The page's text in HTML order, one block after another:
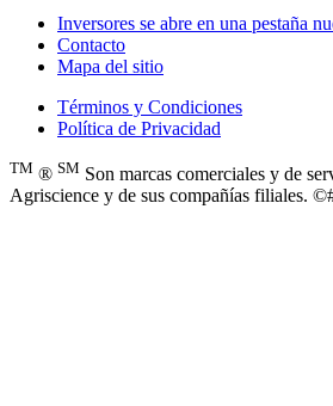
Inversores se abre en una pestaña
Contacto
Mapa del sitio
Términos y Condiciones
Política de Privacidad
TM ® SM Son marcas comerciales y de
Agriscience y de sus compañías filiales.